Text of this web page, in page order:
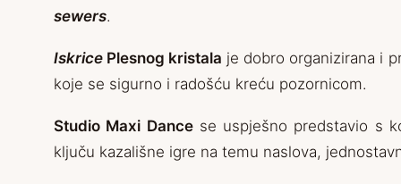
sewers.
Iskrice Plesnog kristala je dobro organizirana i
koje se sigurno i radošću kreću pozornicom.
Studio Maxi Dancese uspješno predstavio s
ključu kazališne igre na temu naslova,